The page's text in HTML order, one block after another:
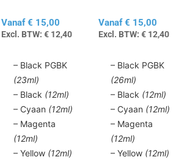
550XL /
CLI-551XL
Vanaf€ 15,00
Excl. BTW: €12,40
– Black PGBK
(23ml)
– Black (12ml)
– Cyaan (12ml)
– Magenta
(12ml)
– Yellow (12ml)
worden
productpagina
570XL /
CLI-571XL
Vanaf€ 15,00
Excl. BTW:€ 12,40
– Black PGBK
(26ml)
– Black (12ml)
– Cyaan (12ml)
– Magenta
(12ml)
– Yellow (12ml)
worden
productpagina